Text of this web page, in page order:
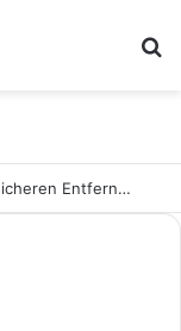
Wespennest: Effektive Methoden zur sicheren Entfernung